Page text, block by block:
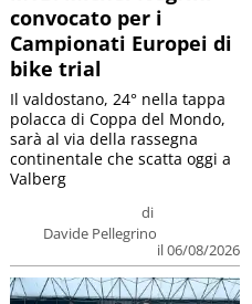
convocato per i
Campionati Europei di
bike trial
di
Davide Pellegrino
il 06/08/2026
Il valdostano, 24° nella tappa
polacca di Coppa del Mondo,
sarà al via della rassegna
continentale che scatta oggi a
Valberg